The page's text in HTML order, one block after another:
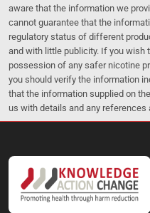
aware that the information we
cannot guarantee that the
regulatory status of different
and with little publicity. If you wish
possession of any safer nicotine
you should verify the information
that the information supplied on
us with details and any